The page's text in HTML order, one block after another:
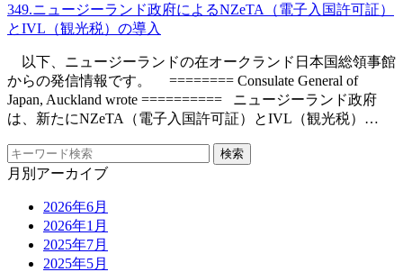
349.ニュージーランド政府によるNZeTA（電子入国許可証）
とIVL（観光税）の導入
以下、ニュージーランドの在オークランド日本国総領事館
からの発信情報です。 ======== Consulate General of
Japan, Auckland wrote ========== ニュージーランド政府
は、新たにNZeTA（電子入国許可証）とIVL（観光税）…
月別アーカイブ
2026年6月
2026年1月
2025年7月
2025年5月